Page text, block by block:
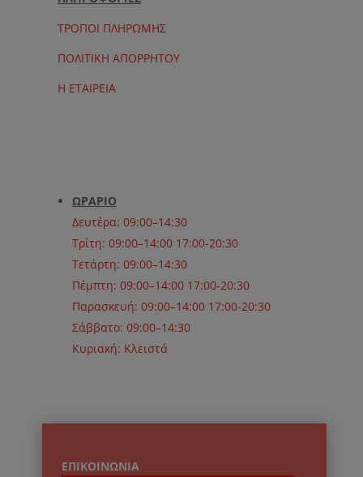
ΤΡΟΠΟΙ ΠΛΗΡΩΜΗΣ
ΠΟΛΙΤΙΚΗ ΑΠΟΡΡΗΤΟΥ
Η ΕΤΑΙΡΕΙΑ
ΩΡΑΡΙΟ
Δευτέρα: 09:00–14:30
Τρίτη: 09:00–14:00 17:00-20:30
Τετάρτη: 09:00–14:30
Πέμπτη: 09:00–14:00 17:00-20:30
Παρασκευή: 09:00–14:00 17:00-20:30
Σάββατο: 09:00–14:30
Κυριακή: Κλειστά
ΕΠΙΚΟΙΝΩΝΙΑ